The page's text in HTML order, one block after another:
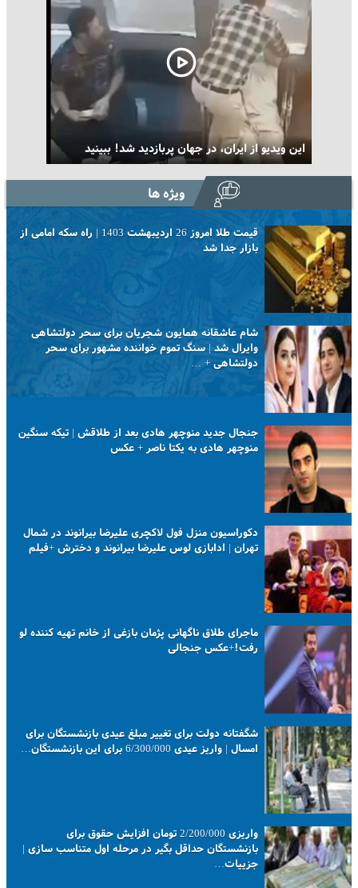
این ویدیو از ایران، در جهان پربازدید شد! ببینید
ویژه ها
قیمت طلا امروز 26 اردیبهشت 1403 | راه سکه امامی از
بازار جدا شد
شام عاشقانه همایون شجریان برای سحر دولتشاهی
وایرال شد | سنگ تموم خواننده مشهور برای سحر
دولتشاهی + …
جنجال جدید منوچهر هادی بعد از طلاقش | تیکه سنگین
منوچهر هادی به یکتا ناصر + عکس
دکوراسیون منزل فول لاکچری علیرضا بیرانوند در شمال
تهران | ادابازی لوس علیرضا بیرانوند و دخترش +فیلم
ماجرای طلاق ناگهانی پژمان بازغی از خانم تهیه کننده لو
رفت!+عکس جنجالی
شگفتانه دولت برای تغییر مبلغ عیدی بازنشستگان برای
امسال | واریز عیدی 6/300/000 برای این بازنشستگان…
واریزی 2/200/000 تومان افزایش حقوق برای
بازنشستگان حداقل بگیر در مرحله اول متناسب سازی |
جزییات…